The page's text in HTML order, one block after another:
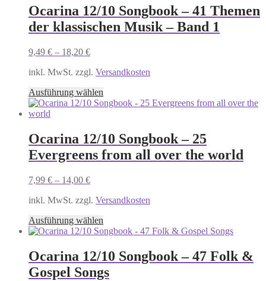
können
auf
der
Ocarina 12/10 Songbook – 41 Themen
der klassischen Musik – Band 1
9,49 € – 18,20 €
inkl. MwSt. zzgl. Versandkosten
Ausführung wählen
Produkt
Varianten
auf.
Die
der
werden
Ocarina 12/10 Songbook – 25
Evergreens from all over the world
7,99 € – 14,00 €
inkl. MwSt. zzgl. Versandkosten
Ausführung wählen
Produkt
mehrere
Varianten
auf.
Ocarina 12/10 Songbook – 47 Folk &
Gospel Songs